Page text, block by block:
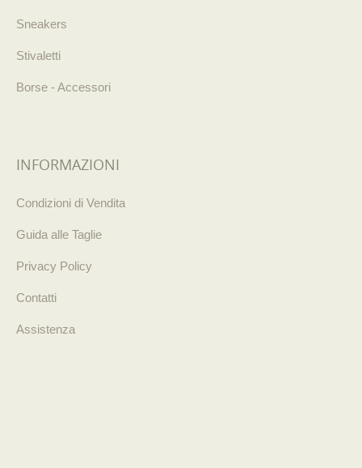
Sneakers
Stivaletti
Borse - Accessori
INFORMAZIONI
Condizioni di Vendita
Guida alle Taglie
Privacy Policy
Contatti
Assistenza